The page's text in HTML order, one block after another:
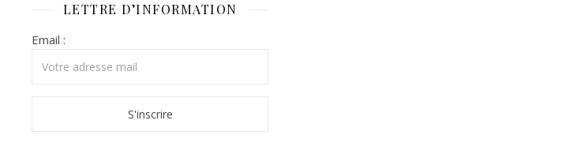
LETTRE D’INFORMATION
Email :